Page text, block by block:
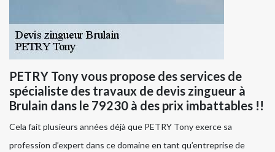
PETRY Tony vous propose des services de
spécialiste des travaux de devis zingueur à
Brulain dans le 79230 à des prix imbattables !!
Cela fait plusieurs années déjà que PETRY Tony exerce sa
profession d’expert dans ce domaine en tant qu’entreprise de